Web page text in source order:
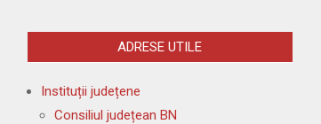
ADRESE UTILE
Instituții județene
Consiliul județean BN